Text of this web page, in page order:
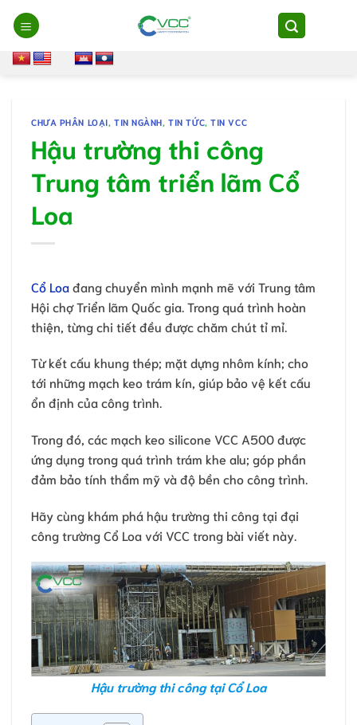
Chuyển
đến
nội
dung
CHƯA PHÂN LOẠI, TIN NGÀNH,TIN TỨC,TIN VCC
Hậu trường thi công
Trung tâm triển lãm Cổ
Loa
Cổ Loađang chuyển mình mạnh mẽ với Trung tâm
Hội chợ Triển lãm Quốc gia. Trong quá trình hoàn
thiện, từng chi tiết đều được chăm chút tỉ mỉ.
Từ kết cấu khung thép; mặt dựng nhôm kính; cho
tới những mạch keo trám kín, giúp bảo vệ kết cấu
ổn định của công trình.
Trong đó, các mạch keo silicone VCC A500 được
ứng dụng trong quá trình trám khe alu; góp phần
đảm bảo tính thẩm mỹ và độ bền cho công trình.
Hãy cùng khám phá hậu trường thi công tại đại
công trường Cổ Loa với VCC trong bài viết này.
Hậu trường thi công tại Cổ Loa